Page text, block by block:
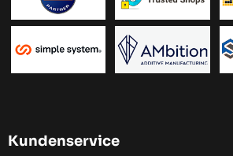
Kundenservice